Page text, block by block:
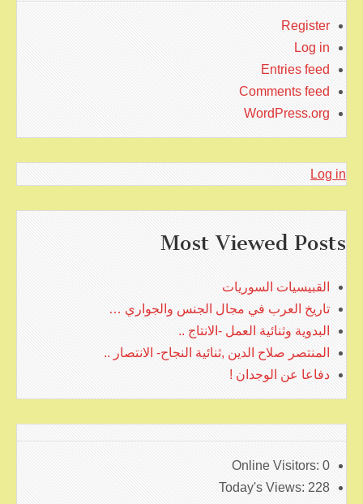
Register
Log in
Entries feed
Comments feed
WordPress.org
Log in
Most Viewed Posts
القبيسيات السوريات
تاريخ العرب في مجال الجنس والجواري …
البدوية وثنائية العمل -الانتاج ..
المنتصر صلاح الدين ,ثنائية النجاح- الانتصار ..
دفاعا عن الوجدان !
Online Visitors: 0
Today's Views: 228